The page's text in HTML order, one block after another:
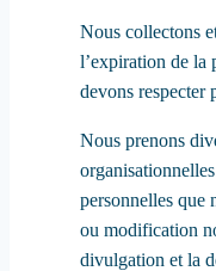
Nous collectons
l’expiration de la
devons respecter
Nous prenons
personnelles que
ou modification
divulgation et la